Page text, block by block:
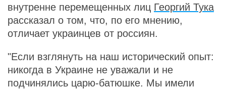
внутренне перемещенных лиц Георгий Тука
рассказал о том, что, по его мнению,
отличает украинцев от россиян.
"Если взглянуть на наш исторический опыт:
никогда в Украине не уважали и не
подчинялись царю-батюшке. Мы имели